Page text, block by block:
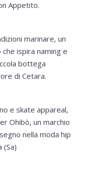
Appetito.
marinare, un
ispira naming e
bottega
di Cetara.
e skate appareal,
Ohibò, un marchio
nella moda hip
(Sa)